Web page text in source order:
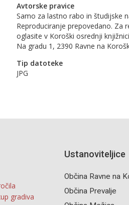
Avtorske pravice
Samo za lastno rabo in študijske
Reproduciranje prepovedano. Za
oglasite v Koroški osrednji
Na gradu 1, 2390 Ravne na
Tip datoteke
JPG
gradiva
Ustanoviteljice
Občina Ravne na
Občina Prevalje